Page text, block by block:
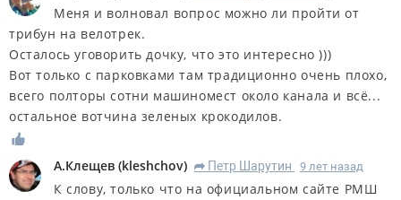
Меня и волновал вопрос можно ли пройти от
трибун на велотрек.
Осталось уговорить дочку, что это интересно )))
Вот только с парковками там традиционно очень плохо,
всего полторы сотни машиномест около канала и всё...
остальное вотчина зеленых крокодилов.
А.Клещев (kleshchov) R Петр Шарутин 9 лет назад
К слову, только что на официальном сайте РМШ